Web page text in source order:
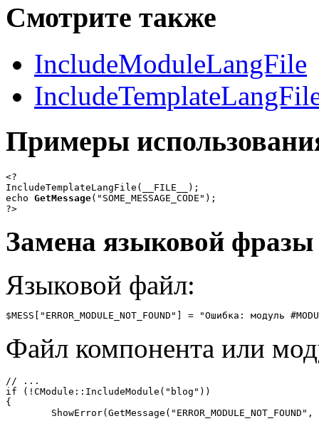
Смотрите также
IncludeModuleLangFile
Примеры
<?
IncludeTemplateLangFile(__FILE__);
echo GetMessage("SOME_MESSAGE_CODE");
?>
Замена языковой
Языковой файл:
$MESS["ERROR_MODULE_NOT_FOUND"] = "Ошибка: модуль
Файл компонента или
// ...
if (!CModule::IncludeModule("blog"))
{